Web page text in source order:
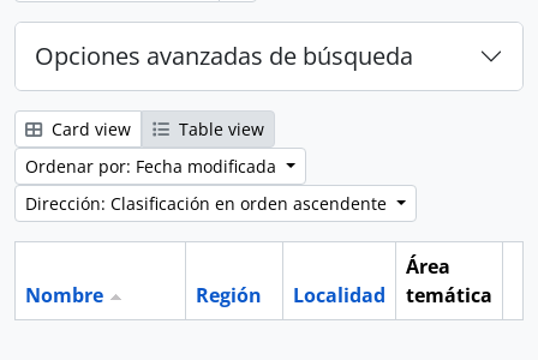
Opciones avanzadas de búsqueda
Card view
Table view
Ordenar por: Fecha modificada
Dirección: Clasificación en orden ascendente
Nombre Región Localidad
Área
temática